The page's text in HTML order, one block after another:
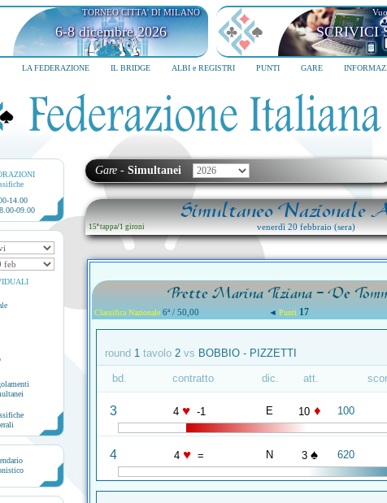
TORNEO CITTA' DI MILANO
6-8 dicembre 2026 SCRIVICI
LA FEDERAZIONE IL BRIDGE ALBI e REGISTRI PUNTI GARE
14.00
09.00
Gare - Simultanei
Simultaneo Nazionale
15ª tappa/1 gironi venerdì 20 febbraio (sera)
Prette Marina Tiziana - De
Classifica Nazionale 6ª / 50,00 ◄ Punti 17
round 1 tavolo 2 vs BOBBIO - PIZZETTI
bd. contratto dic. att.
3 4 ♥ -1 E 10 ♦ 100
4 4 ♥ = N 3 ♠ 620